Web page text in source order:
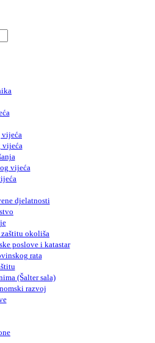
vijeća
vijeća
vijeća
djelatnosti
zaštitu okoliša
poslove i katastar
rata
(Šalter sala)
razvoj